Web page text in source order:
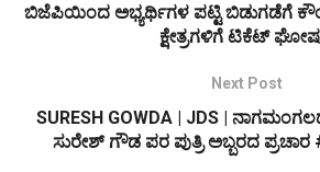
ಬಿಜೆಪಿಯಿಂದ ಅಭ್ಯರ್ಥಿಗಳ ಪಟ್ಟಿ ಬಿಡುಗಡೆಗೆ
ಕ್ಷೇತ್ರಗಳಿಗೆ ಟಿಕೆಟ್​
Next Post
SURESH GOWDA | JDS |
ಸುರೇಶ್ ಗೌಡ ಪರ ಪುತ್ರಿ ಅಬ್ಬರದ ಪ್ರಚಾರ